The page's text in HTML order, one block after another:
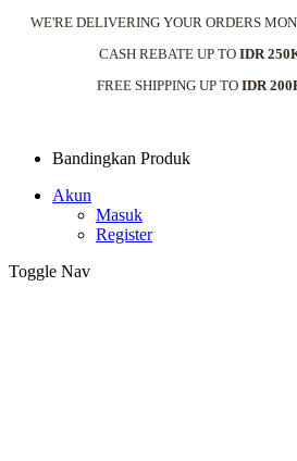
WE'RE DELIVERING YOUR ORDERS
CASH REBATE UP TO IDR
FREE SHIPPING UP TO IDR
Bandingkan Produk
Akun
Masuk
Register
Toggle Nav